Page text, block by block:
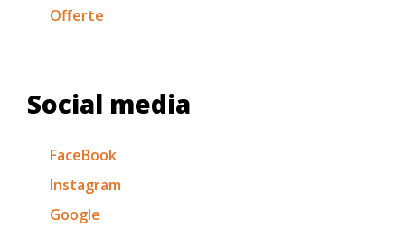
Offerte
Social media
FaceBook
Instagram
Google